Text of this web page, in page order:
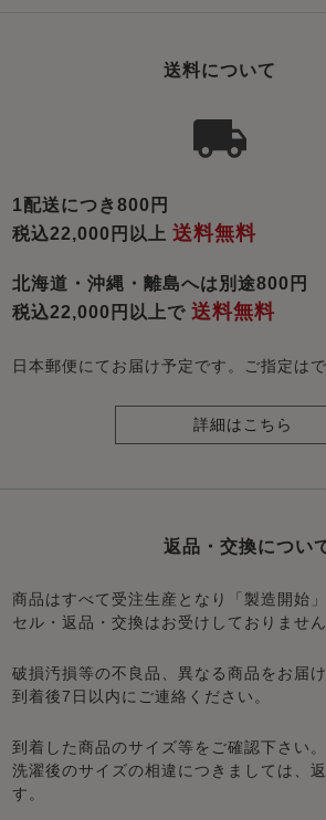
送料について
1配送につき800円
税込22,000円以上送料無料
北海道・沖縄・離島へは別途800円
税込22,000円以上で送料無料
日本郵便にてお届け予定です。ご指定はで
詳細はこちら
返品・交換につい
商品はすべて受注生産となり「製造開始
セル・返品・交換はお受けしておりません
破損汚損等の不良品、異なる商品をお届
到着後7日以内にご連絡ください。
到着した商品のサイズ等をご確認下さい。
洗濯後のサイズの相違につきましては、
す。